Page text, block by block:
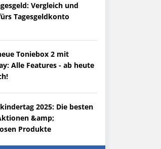
Vergleich und
Tagesgeldkonto
Toniebox 2 mit
Alle Features - ab heute
2025: Die besten
&amp;
Produkte